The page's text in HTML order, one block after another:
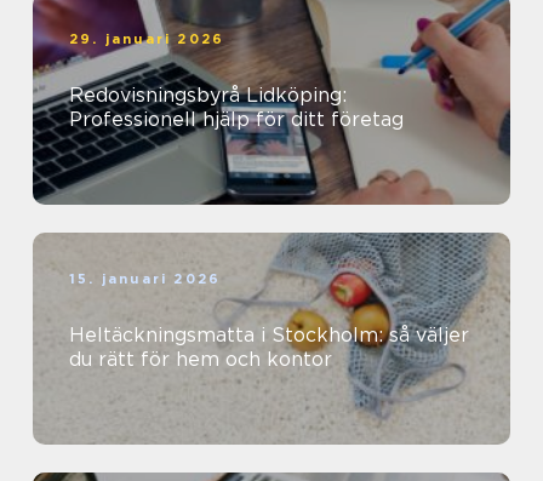
29. januari 2026
Redovisningsbyrå Lidköping:
Professionell hjälp för ditt företag
15. januari 2026
Heltäckningsmatta i Stockholm: så väljer
du rätt för hem och kontor